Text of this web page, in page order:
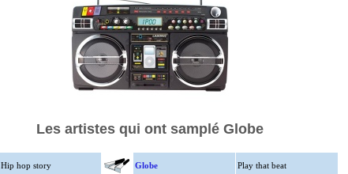
Les artistes qui ont samplé Globe
Hip hop story Globe Play that beat